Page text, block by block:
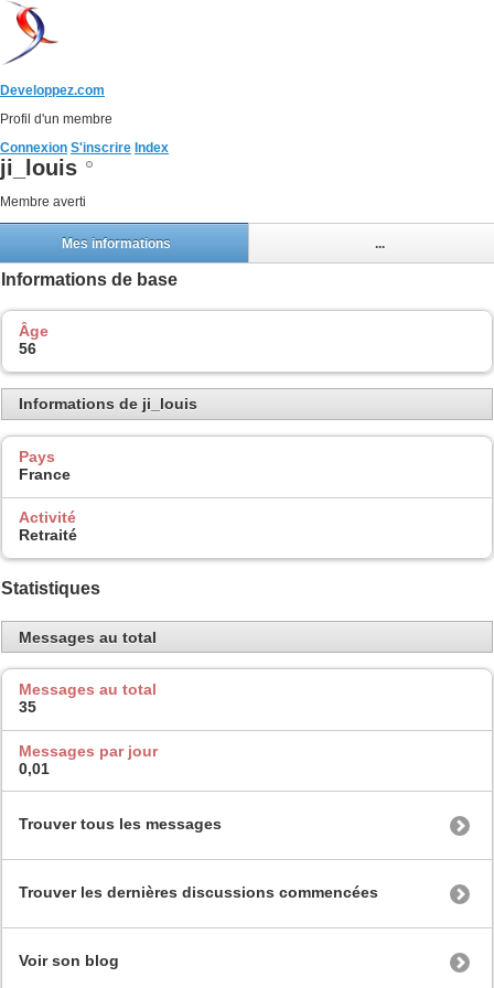
Developpez.com
Profil d'un membre
Connexion S'inscrire Index
ji_louis
Membre averti
Mes informations ...
Informations de base
Âge
56
Informations de ji_louis
Pays
France
Activité
Retraité
Statistiques
Messages au total
Messages au total
35
Messages par jour
0,01
Trouver tous les messages
Trouver les dernières discussions commencées
Voir son blog